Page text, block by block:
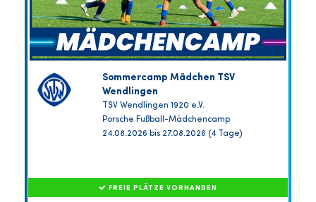
Sommercamp Mädchen TSV
Wendlingen
TSV Wendlingen 1920 e.V.
Porsche Fußball-Mädchencamp
24.08.2026 bis 27.08.2026 (4 Tage)
FREIE PLÄTZE VORHANDEN